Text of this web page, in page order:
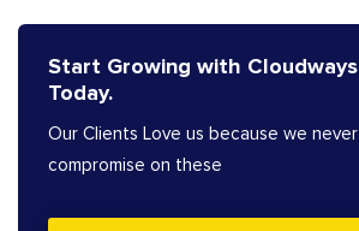
Start Growing with Cloudways
Today.
Our Clients Love us because we never
compromise on these